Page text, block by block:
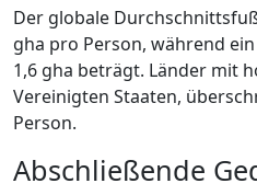
Der globale
gha pro Person, während
1,6 gha beträgt. Länder mit
Vereinigten Staaten,
Person.
Abschließende